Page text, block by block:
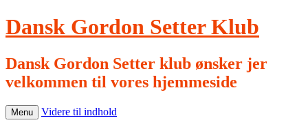
Dansk Gordon Setter Klub
Dansk Gordon Setter klub ønsker jer
velkommen til vores hjemmeside
Menu Videre til indhold